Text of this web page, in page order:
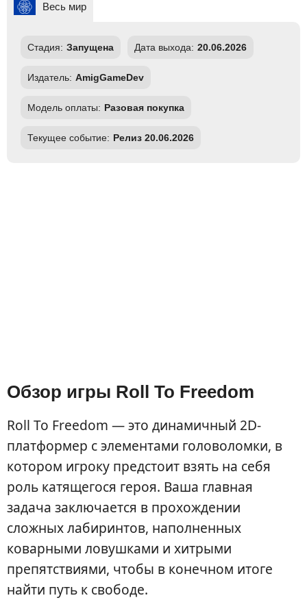
Весь мир
Стадия: Запущена Дата выхода: 20.06.2026
Издатель: AmigGameDev
Модель оплаты: Разовая покупка
Текущее событие: Релиз 20.06.2026
Обзор игры Roll To Freedom
Roll To Freedom — это динамичный 2D-
платформер с элементами головоломки, в
котором игроку предстоит взять на себя
роль катящегося героя. Ваша главная
задача заключается в прохождении
сложных лабиринтов, наполненных
коварными ловушками и хитрыми
препятствиями, чтобы в конечном итоге
найти путь к свободе.